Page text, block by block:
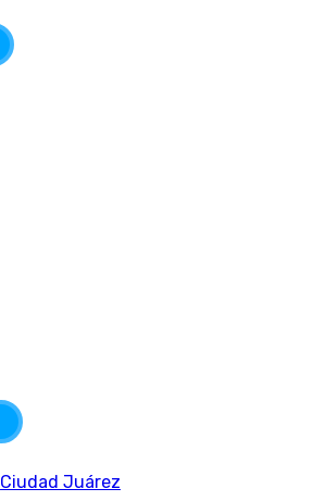
Ciudad Juárez